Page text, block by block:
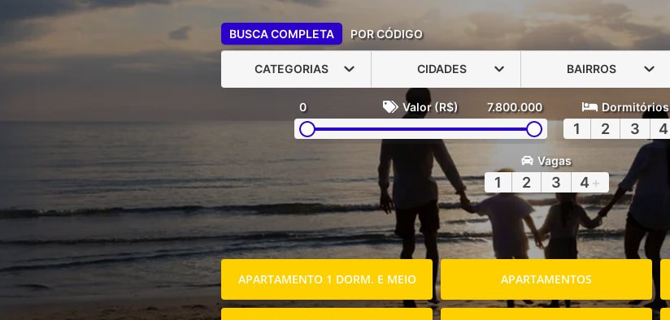
BUSCA COMPLETA POR CÓDIGO
CATEGORIAS CIDADES BAIRROS
0 Valor (R$) 7.800.000 Dormitórios
1 2 3 4
Vagas
1 2 3 4 +
APARTAMENTO 1 DORM. E MEIO APARTAMENTOS